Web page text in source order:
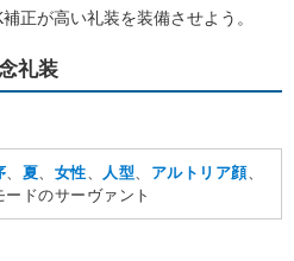
正が高い礼装を装備させよう。
礼装
、 夏、 女性、 人型、 アルトリア顔、
ードのサーヴァント